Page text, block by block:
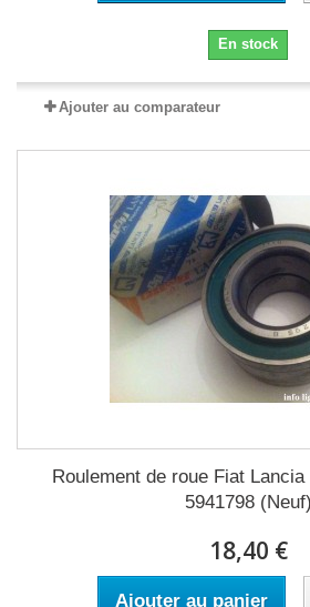
En stock
Ajouter au comparateur
Roulement de roue Fiat
5941798 (Neuf)
18,40 €
Ajouter au panier